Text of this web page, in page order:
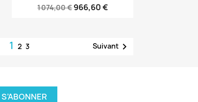
1 074,00 €966,60 €
1 2 3 Suivant